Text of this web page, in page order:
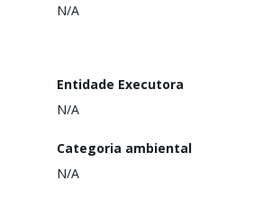
N/A
Entidade Executora
N/A
Categoria ambiental
N/A